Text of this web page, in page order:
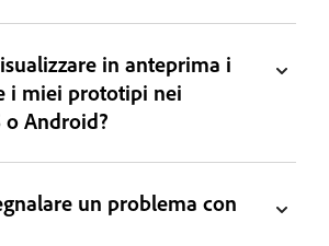
in anteprima i
i miei prototipi nei
o Android?
un problema con